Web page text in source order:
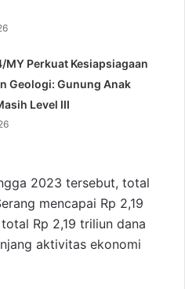
MY Perkuat Kesiapsiagaan
Geologi: Gunung Anak
Level III
2023 tersebut, total
mencapai Rp 2,19
Rp 2,19 triliun dana
aktivitas ekonomi